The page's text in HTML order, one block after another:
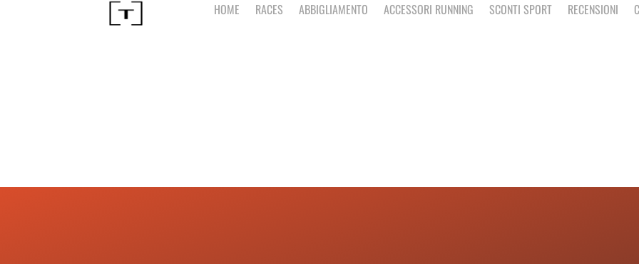
HOME RACES ABBIGLIAMENTO ACCESSORI RUNNING SCONTI SPORT RECENSIONI